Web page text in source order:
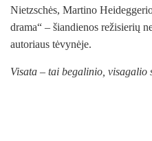
Nietzschės, Martino
drama“ – šiandienos režisierių
autoriaus tėvynėje.
Visata – tai begalinio, visagalio